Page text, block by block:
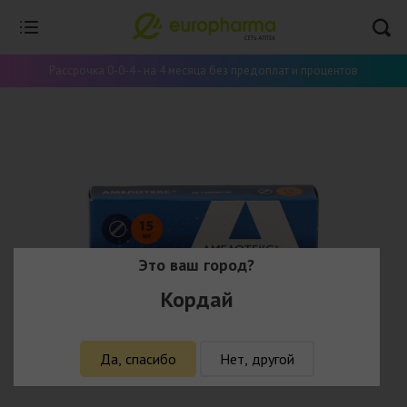
Рассрочка 0-0-4 - на 4 месяца без предоплат и процентов
Это ваш город?
Кордай
Да, спасибо Нет, другой